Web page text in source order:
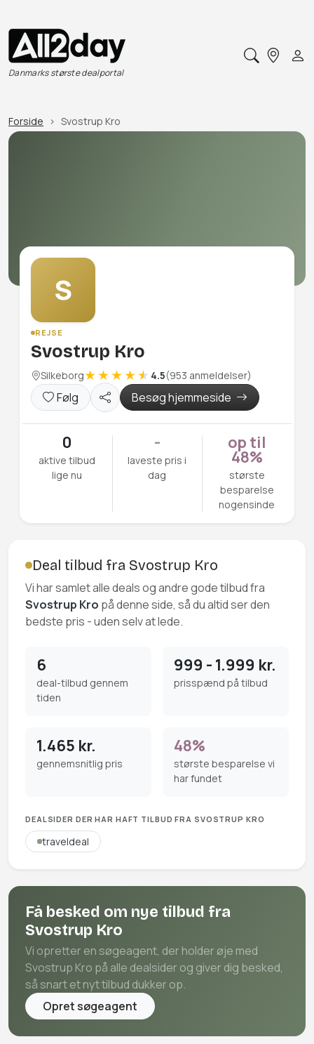
Danmarks største dealportal
Forside Svostrup Kro
S
REJSE
Svostrup Kro
Silkeborg 4.5(953 anmeldelser)
Følg Besøg hjemmeside
0
aktive tilbud
lige nu
-
laveste pris i
dag
op til
48%
største
besparelse
nogensinde
Deal tilbud fra Svostrup Kro
Vi har samlet alle deals og andre gode tilbud fra
Svostrup Kro på denne side, så du altid ser den
bedste pris - uden selv at lede.
6
deal-tilbud gennem
tiden
999 - 1.999 kr.
prisspænd på tilbud
1.465 kr.
gennemsnitlig pris
48%
største besparelse vi
har fundet
DEALSIDER DER HAR HAFT TILBUD FRA SVOSTRUP KRO
traveldeal
Få besked om nye tilbud fra
Svostrup Kro
Vi opretter en søgeagent, der holder øje med
Svostrup Kro på alle dealsider og giver dig besked,
så snart et nyt tilbud dukker op.
Opret søgeagent